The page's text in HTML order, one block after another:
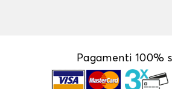
Pagamenti 100%